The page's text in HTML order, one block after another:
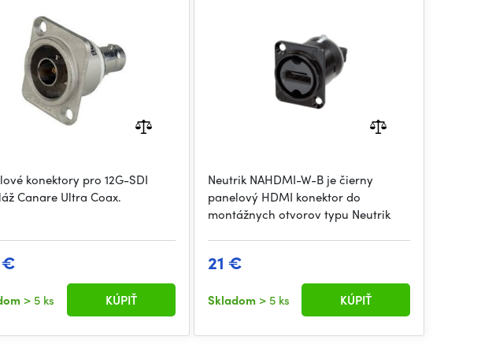
konektory pro 12G-SDI
Canare Ultra Coax.
€
> 5 ks KÚPIŤ
Neutrik NAHDMI-W-B je čierny
panelový HDMI konektor do
montážnych otvorov typu Neutrik
21 €
Skladom > 5 ks KÚPIŤ